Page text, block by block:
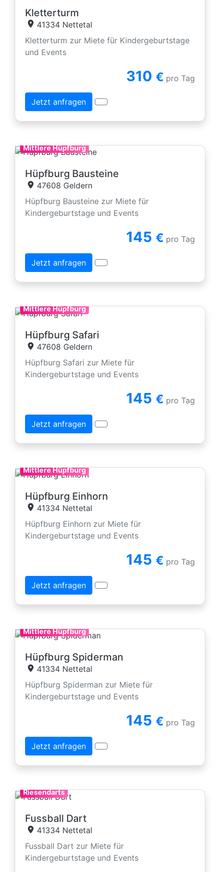
Kletterturm
41334 Nettetal
Kletterturm zur Miete für Kindergeburtstage
und Events
310 € pro Tag
Jetzt anfragen
Mittlere Hüpfburg
Hüpfburg Bausteine
47608 Geldern
Hüpfburg Bausteine zur Miete für
Kindergeburtstage und Events
145 € pro Tag
Jetzt anfragen
Mittlere Hüpfburg
Hüpfburg Safari
47608 Geldern
Hüpfburg Safari zur Miete für
Kindergeburtstage und Events
145 € pro Tag
Jetzt anfragen
Mittlere Hüpfburg
Hüpfburg Einhorn
41334 Nettetal
Hüpfburg Einhorn zur Miete für
Kindergeburtstage und Events
145 € pro Tag
Jetzt anfragen
Mittlere Hüpfburg
Hüpfburg Spiderman
41334 Nettetal
Hüpfburg Spiderman zur Miete für
Kindergeburtstage und Events
145 € pro Tag
Jetzt anfragen
Riesendarts
Fussball Dart
41334 Nettetal
Fussball Dart zur Miete für
Kindergeburtstage und Events